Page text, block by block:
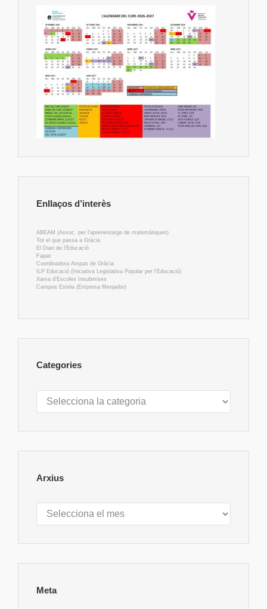
Enllaços d’interès
ABEAM (Assoc. per l'aprenentatge de matemàtiques)
Tot el que passa a Gràcia
El Diari de l'Educació
Fapac
Coordinadora Ampas de Gràcia
ILP Educació (Iniciativa Legislativa Popular per l'Educació)
Xarxa d'Escoles Insubmises
Campos Estela (Empresa Menjador)
Categories
Categories
Arxius
Arxius
Meta